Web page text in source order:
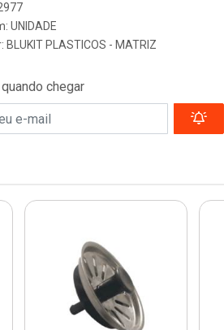
UNIDADE
BLUKIT PLASTICOS - MATRIZ
chegar